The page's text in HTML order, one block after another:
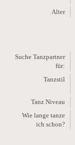
Alter
Suche Tanzpartner
für:
Tanzstil
Tanz Niveau
Wie lange tanze
ich schon?